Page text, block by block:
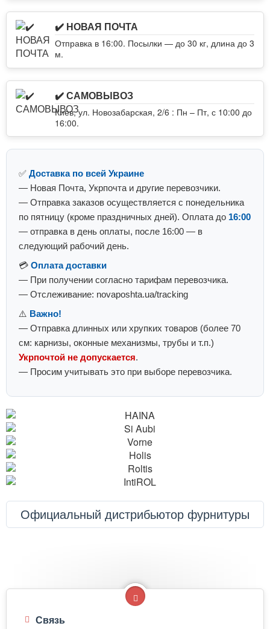
✔️ НОВАЯ ПОЧТА
Отправка в 16:00. Посылки — до 30 кг, длина до 3
м.
✔️ САМОВЫВОЗ
Киев, ул. Новозабарская, 2/6 : Пн – Пт, с 10:00 до
16:00.
✅ Доставка по всей Украине
— Новая Почта, Укрпочта и другие перевозчики.
— Отправка заказов осуществляется с понедельника
по пятницу (кроме праздничных дней). Оплата до 16:00
— отправка в день оплаты, после 16:00 — в
следующий рабочий день.
💳 Оплата доставки
— При получении согласно тарифам перевозчика.
— Отслеживание: novaposhta.ua/tracking
⚠️ Важно!
— Отправка длинных или хрупких товаров (более 70
см: карнизы, оконные механизмы, трубы и т.п.)
Укрпочтой не допускается.
— Просим учитывать это при выборе перевозчика.
Официальный дистрибьютор фурнитуры
Связь